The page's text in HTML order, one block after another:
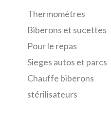
Thermomètres
Biberons et sucettes
Pour le repas
Sieges autos et parcs
Chauffe biberons
stérilisateurs